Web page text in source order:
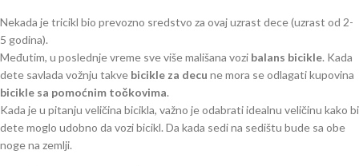
Nekada je tricikl bio prevozno sredstvo za ovaj uzrast dece (uzrast od 2-
5 godina).
Međutim, u poslednje vreme sve više mališana vozi balans bicikle. Kada
dete savlada vožnju takve bicikle za decu ne mora se odlagati kupovina
bicikle sa pomoćnim točkovima.
Kada je u pitanju veličina bicikla, važno je odabrati idealnu veličinu kako bi
dete moglo udobno da vozi bicikl. Da kada sedi na sedištu bude sa obe
noge na zemlji.